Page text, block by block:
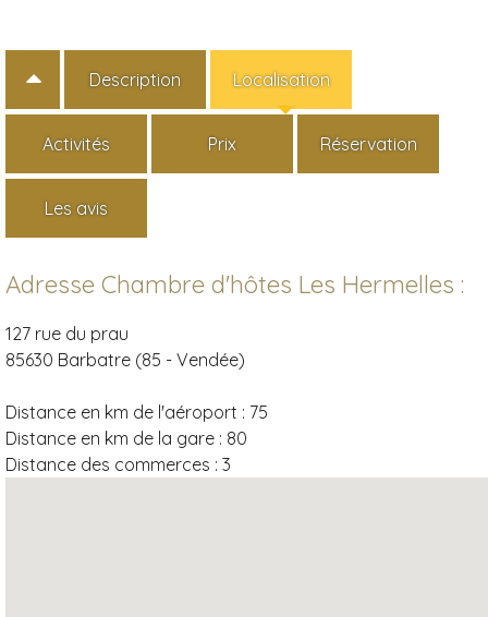
Description Localisation
Activités Prix Réservation
Les avis
Adresse Chambre d'hôtes Les Hermelles :
127 rue du prau
85630 Barbatre (85 - Vendée)
Distance en km de l'aéroport : 75
Distance en km de la gare : 80
Distance des commerces : 3